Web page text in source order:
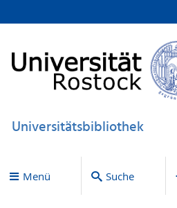
Universitätsbibliothek
Menü Suche